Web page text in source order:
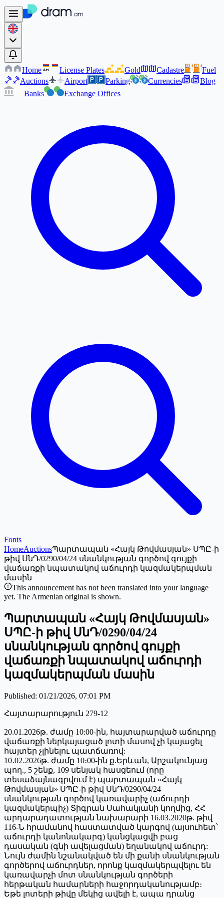
Home AM License Plates Gold Cadastre
Fuel
Auctions
Airport Parking Currencies
Blog
Banks
Exchange Offices
Fonts
HomeAuctionsՊարտապան «Հայկ Թովմասյան» ՍՊԸ-ի
թիվ ՍնԴ/0290/04/24 սնանկության գործով գույքի
վաճառքի նպատակով աճուրդի կազմակերպման
մասին
This announcement has not been translated into your language
yet. The Armenian original is shown.
Պարտապան «Հայկ Թովմասյան»
ՍՊԸ-ի թիվ ՍնԴ/0290/04/24
սնանկության գործով գույքի
վաճառքի նպատակով աճուրդի
կազմակերպման մասին
Published: 01/21/2026, 07:01 PM
Հայտարարություն 279-12
20.01.2026թ. ժամը 10:00-ին, հայտարարված աճուրդը
վաճառքի ներկայացած լոտի մասով չի կայացել
հայտեր չլինելու պատճառով:
10․02․2026թ. ժամը 10։00-ին ք.Երևան, Արշակունյաց
պող., 5 շենք, 109 սենյակ հասցեում (որը
տեսաձայնագրվում է) պարտապան «Հայկ
Թովմասյան» ՍՊԸ-ի թիվ ՍնԴ/0290/04/24
սնանկության գործով կառավարիչ (աճուրդի
կազմակերպիչ) Տիգրան Սահակյանի կողմից, ՀՀ
արդարադատության նախարարի 16.03.2020թ. թիվ
116-Ն հրամանով հաստատված կարգով (այսուհետ՝
աճուրդի կանոնակարգ) կանցկացվի բաց
դասական (գնի ավելացման) եղանակով աճուրդ:
Նույն ժամին նշանակված են մի քանի սնանկության
գործերով աճուրդներ, որոնք կազմակերպվելու են
կառավարչի մոտ սնանկության գործերի
հերթական համարների հաջորդականությամբ։
Եթե լոտերի թիվը մեկից ավելի է, ապա դրանց